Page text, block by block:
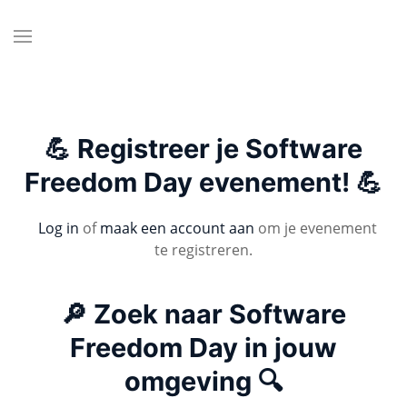
💪 Registreer je Software
Freedom Day evenement! 💪
Log in ofmaak een account aan om je evenement
te registreren.
🔎 Zoek naar Software
Freedom Day in jouw
omgeving 🔍